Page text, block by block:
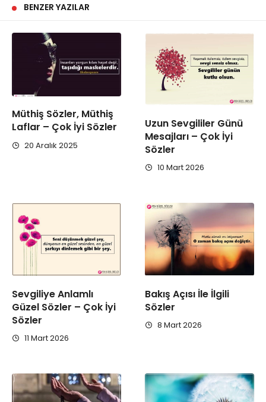
BENZER YAZILAR
Müthiş Sözler, Müthiş
Laflar – Çok İyi Sözler
20 Aralık 2025
Uzun Sevgililer Günü
Mesajları – Çok İyi
Sözler
10 Mart 2026
Sevgiliye Anlamlı
Güzel Sözler – Çok İyi
Sözler
11 Mart 2026
Bakış Açısı İle İlgili
Sözler
8 Mart 2026